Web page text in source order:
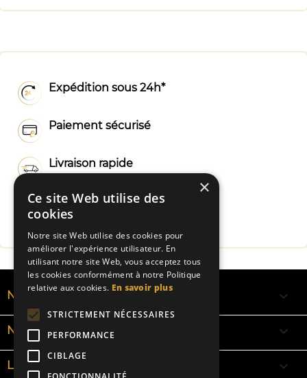
Expédition sous 24h*
Paiement sécurisé
Livraison rapide
Fabrication Française
NOS RUBANS 
NOS BRACELETS 
LA SIGNIFICATION DES COULEURS 
×
Ce site Web utilise des
cookies
Notre site Web utilise des cookies pour
améliorer l'expérience utilisateur. En
utilisant notre site Web, vous acceptez tous
les cookies conformément à notre Politique
relative aux cookies. En savoir plus
STRICTEMENT NÉCESSAIRES
PERFORMANCE
CIBLAGE